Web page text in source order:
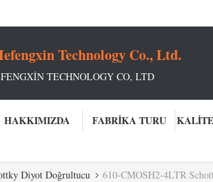
Technology Co., Ltd.
TECHNOLOGY CO, LTD
HAKKIMIZDA FABRIKA TURU
Diyot Doğrultucu 610-CMOSH2-4LTR